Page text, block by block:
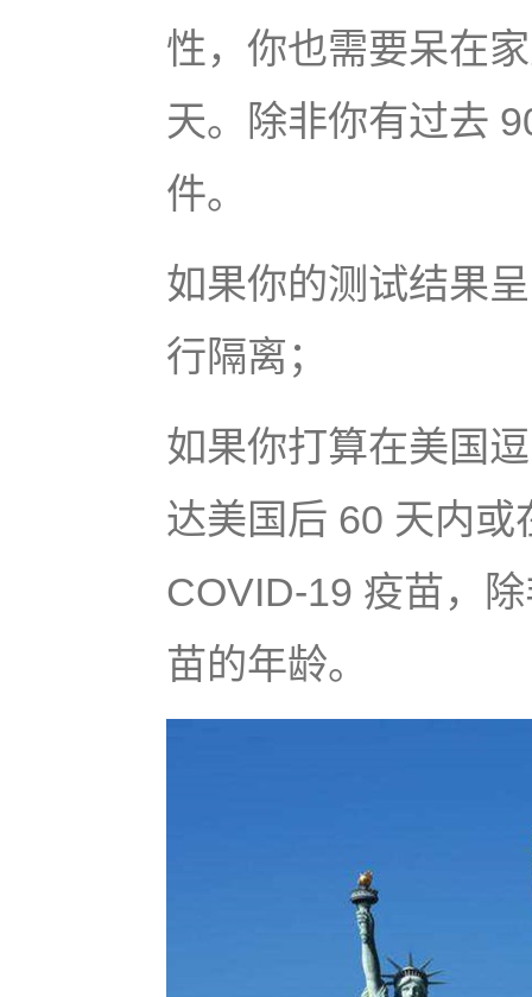
性，你也需要呆在
天。除非你有过去
件。
如果你的测试结果
行隔离；
如果你打算在美国
达美国后 60 天内
COVID-19 疫苗，
苗的年龄。